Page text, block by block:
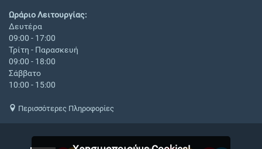
Ωράριο Λειτουργίας:
Δευτέρα
09:00 - 17:00
Τρίτη - Παρασκευή
09:00 - 18:00
Σάββατο
10:00 - 15:00
Περισσότερες Πληροφορίες